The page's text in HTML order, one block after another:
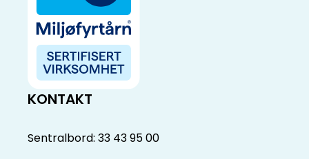
KONTAKT
Sentralbord: 33 43 95 00